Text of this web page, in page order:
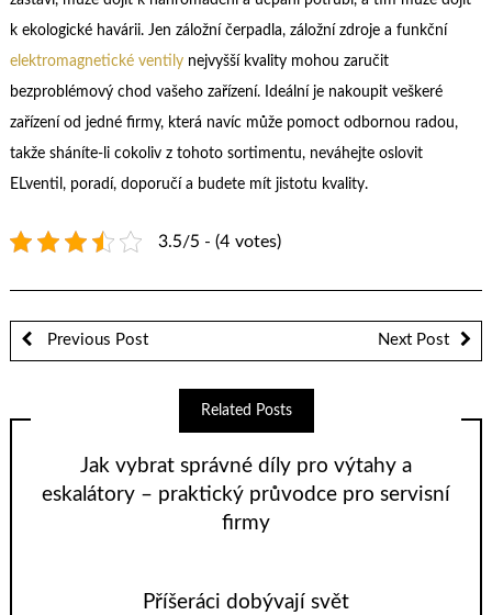
k ekologické havárii. Jen záložní čerpadla, záložní zdroje a funkční
elektromagnetické ventilynejvyšší kvality mohou zaručit
bezproblémový chod vašeho zařízení. Ideální je nakoupit veškeré
zařízení od jedné firmy, která navíc může pomoct odbornou radou,
takže sháníte-li cokoliv z tohoto sortimentu, neváhejte oslovit
ELventil, poradí, doporučí a budete mít jistotu kvality.
3.5/5 - (4 votes)
Previous Post Next Post
Related Posts
Jak vybrat správné díly pro výtahy a
eskalátory – praktický průvodce pro servisní
firmy
Příšeráci dobývají svět